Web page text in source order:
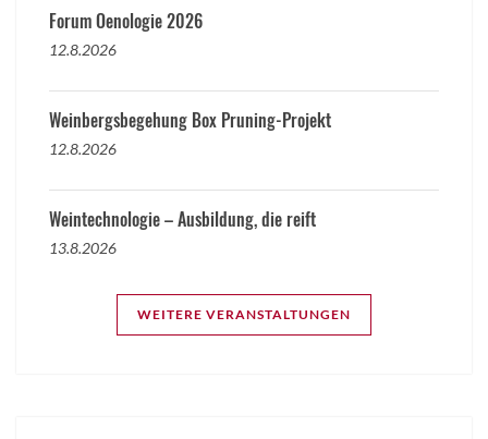
Forum Oenologie 2026
12.8.2026
Weinbergsbegehung Box Pruning-Projekt
12.8.2026
Weintechnologie – Ausbildung, die reift
13.8.2026
WEITERE VERANSTALTUNGEN